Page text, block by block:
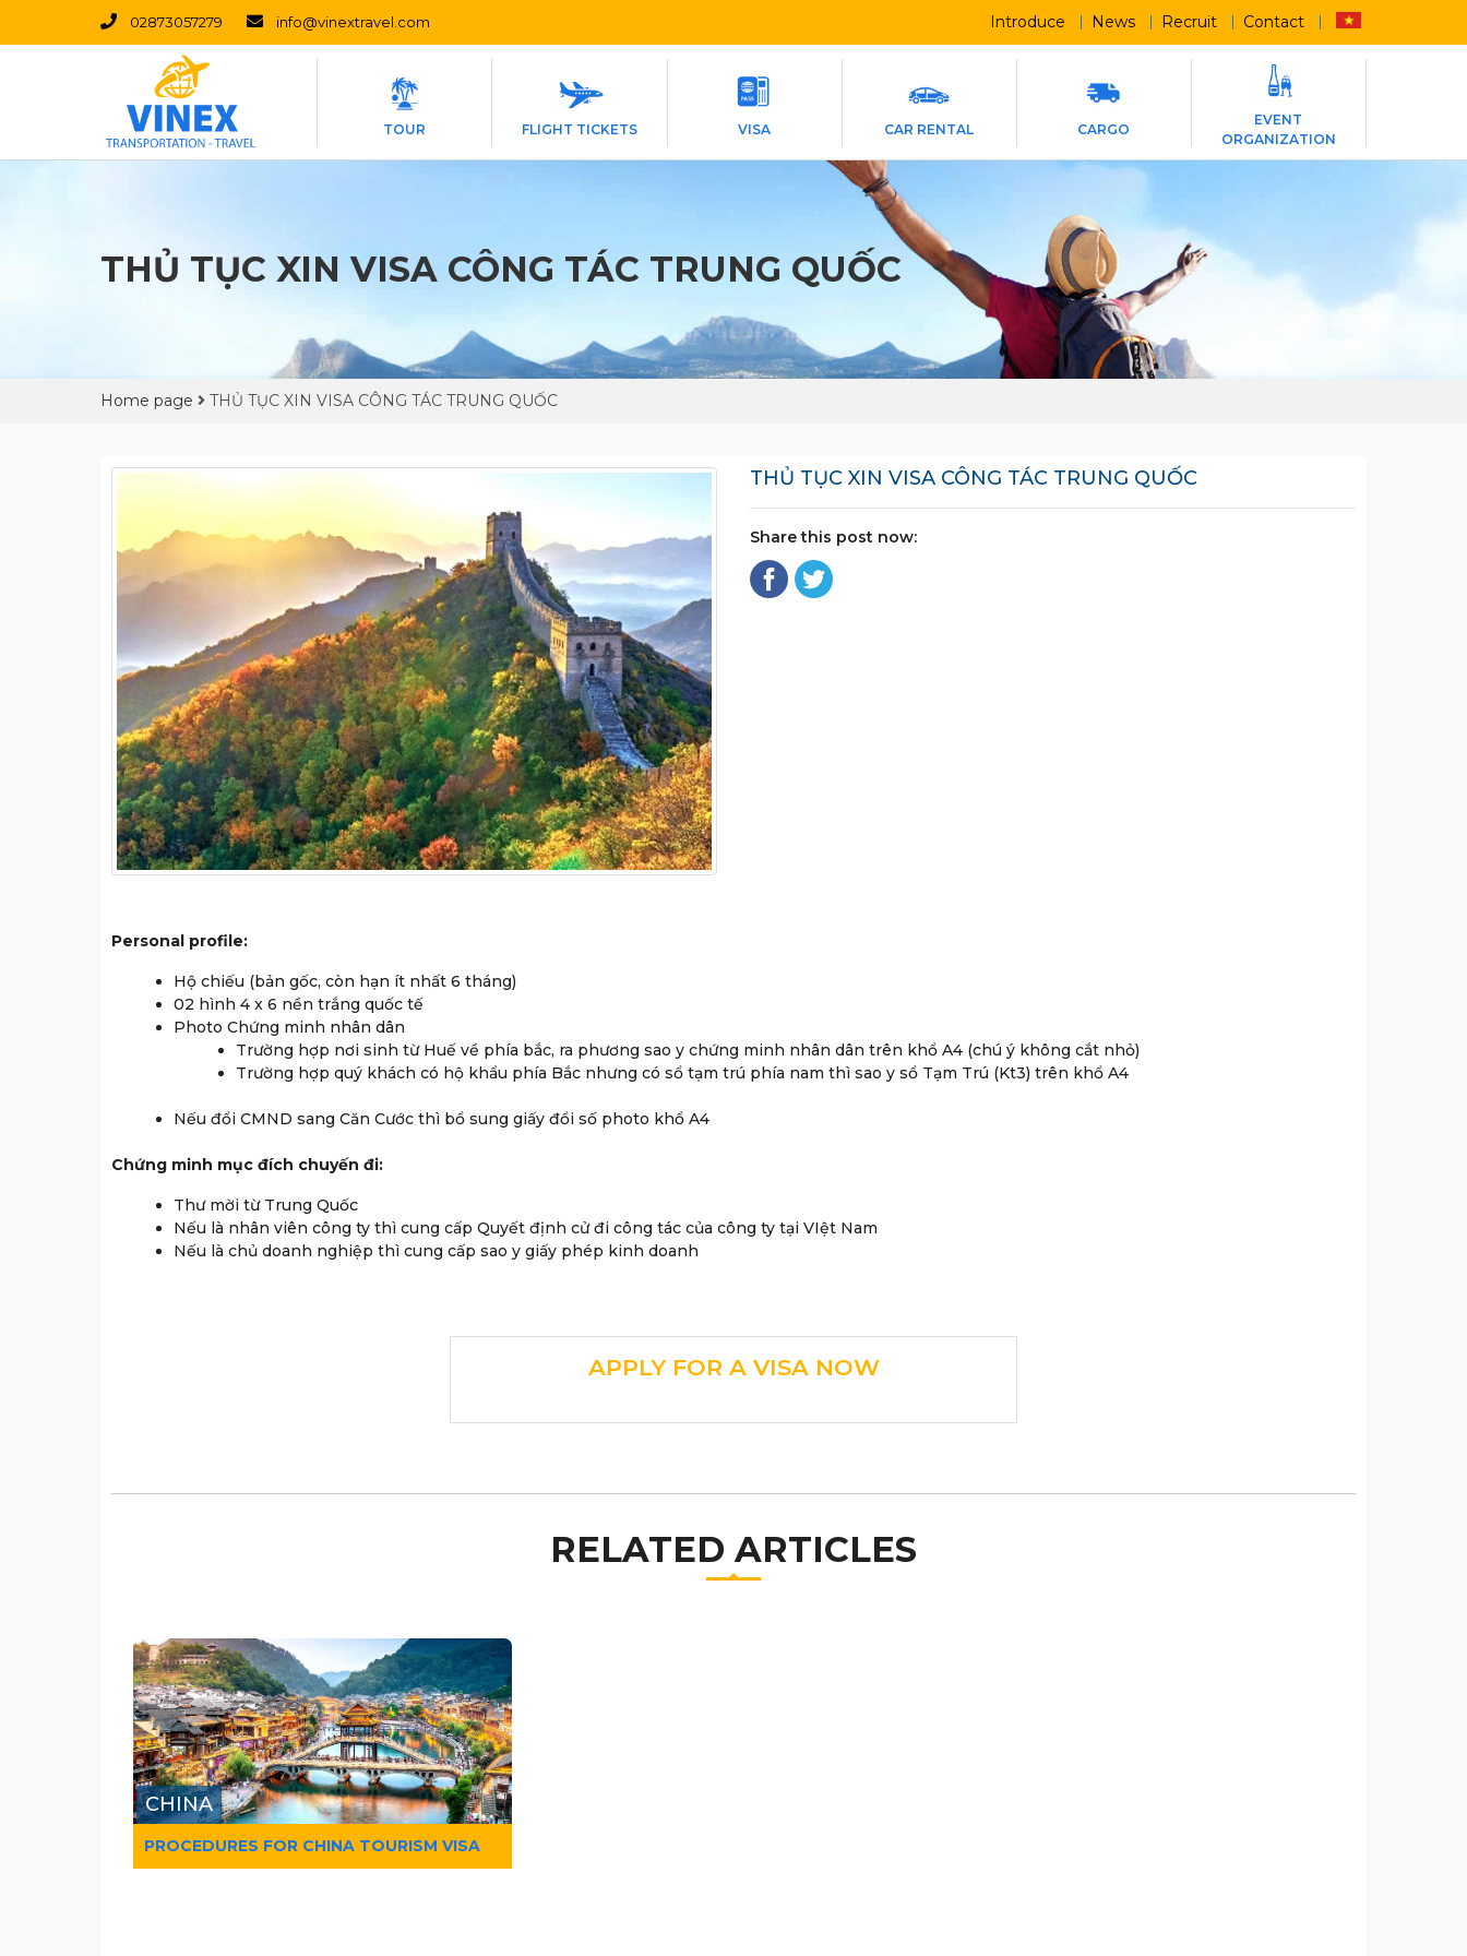
02873057279 info@vinextravel.com Introduce News Recruit Contact
TOUR FLIGHT TICKETS VISA CAR RENTAL CARGO
EVENT
ORGANIZATION
THỦ TỤC XIN VISA CÔNG TÁC TRUNG QUỐC
Home page THỦ TỤC XIN VISA CÔNG TÁC TRUNG QUỐC
THỦ TỤC XIN VISA CÔNG TÁC TRUNG QUỐC
Share this post now:
Personal profile:
Hộ chiếu (bản gốc, còn hạn ít nhất 6 tháng)
02 hình 4 x 6 nền trắng quốc tế
Photo Chứng minh nhân dân
Trường hợp nơi sinh từ Huế về phía bắc, ra phương sao y chứng minh nhân dân trên khổ A4 (chú ý không cắt nhỏ)
Trường hợp quý khách có hộ khẩu phía Bắc nhưng có sổ tạm trú phía nam thì sao y sổ Tạm Trú (Kt3) trên khổ A4
Nếu đổi CMND sang Căn Cước thì bổ sung giấy đổi số photo khổ A4
Chứng minh mục đích chuyến đi:
Thư mời từ Trung Quốc
Nếu là nhân viên công ty thì cung cấp Quyết định cử đi công tác của công ty tại VIệt Nam
Nếu là chủ doanh nghiệp thì cung cấp sao y giấy phép kinh doanh
APPLY FOR A VISA NOW
RELATED ARTICLES
CHINA
PROCEDURES FOR CHINA TOURISM VISA